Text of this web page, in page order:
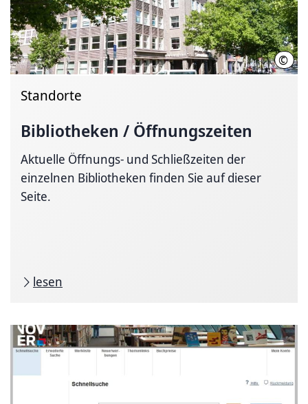
© LHH
Standorte
Bibliotheken / Öffnungszeiten
Aktuelle Öffnungs- und Schließzeiten der
einzelnen Bibliotheken finden Sie auf dieser
Seite.
lesen